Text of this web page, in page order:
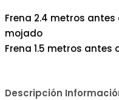
Frena 2.4 metros
mojado
Frena 1.5 metros antes
Descripción